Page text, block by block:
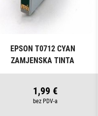
EPSON T0712 CYAN
ZAMJENSKA TINTA
1,99 €